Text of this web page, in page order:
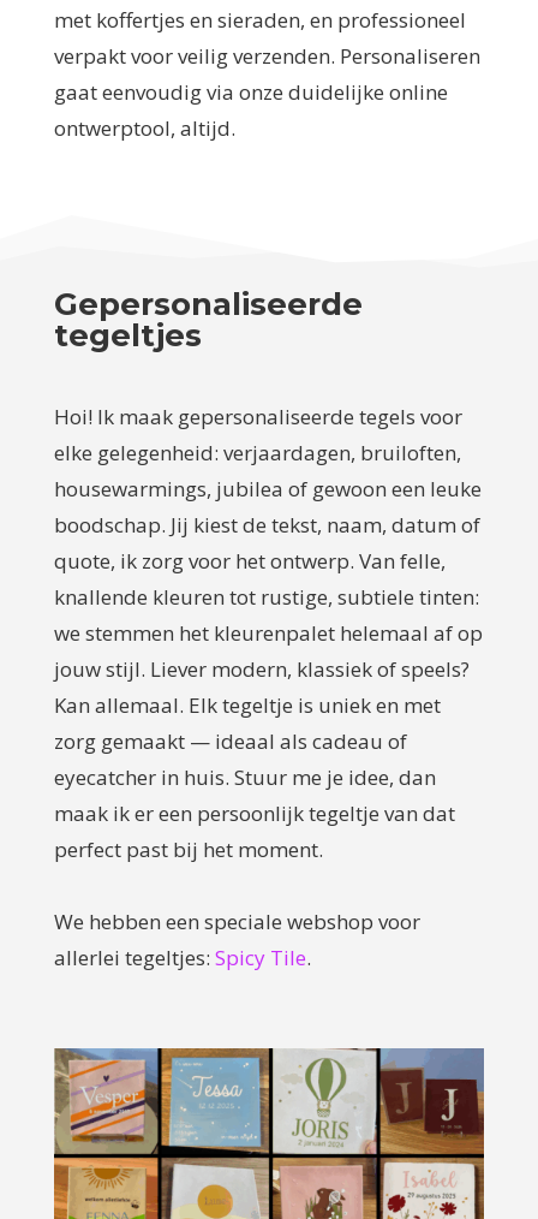
met koffertjes en sieraden, en professioneel
verpakt voor veilig verzenden. Personaliseren
gaat eenvoudig via onze duidelijke online
ontwerptool, altijd.
Gepersonaliseerde
tegeltjes
Hoi! Ik maak gepersonaliseerde tegels voor
elke gelegenheid: verjaardagen, bruiloften,
housewarmings, jubilea of gewoon een leuke
boodschap. Jij kiest de tekst, naam, datum of
quote, ik zorg voor het ontwerp. Van felle,
knallende kleuren tot rustige, subtiele tinten:
we stemmen het kleurenpalet helemaal af op
jouw stijl. Liever modern, klassiek of speels?
Kan allemaal. Elk tegeltje is uniek en met
zorg gemaakt — ideaal als cadeau of
eyecatcher in huis. Stuur me je idee, dan
maak ik er een persoonlijk tegeltje van dat
perfect past bij het moment.
We hebben een speciale webshop voor
allerlei tegeltjes: Spicy Tile.